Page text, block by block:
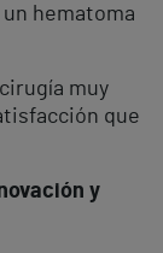
hematoma
muy
que
y